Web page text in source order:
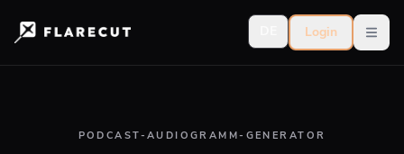
Login
PODCAST-AUDIOGRAMM-GENERATOR